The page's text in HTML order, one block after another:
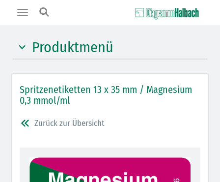
Toggle
Produktmenü
Benzodiazepine (orange)
Benzodiazepin-Antagonisten (orange schraffiert)
Muskelrelaxantien (weiß-rot): DIVI seit 2012
Opiate/Opioide (hellblau)
Spritzenetiketten 13 x 35 mm / Magnesium
0,3 mmol/ml
Zurück zur Übersicht